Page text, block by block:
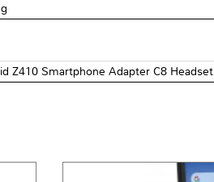
Z410 Smartphone Adapter C8 Headset